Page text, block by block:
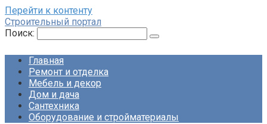
Перейти к контенту
Строительный портал
Поиск:
Главная
Ремонт и отделка
Мебель и декор
Дом и дача
Сантехника
Оборудование и стройматериалы